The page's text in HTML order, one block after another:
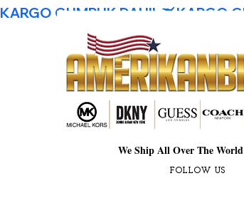
KARGO GUMRUK DAHIL
We Ship All Over The World
FOLLOW US